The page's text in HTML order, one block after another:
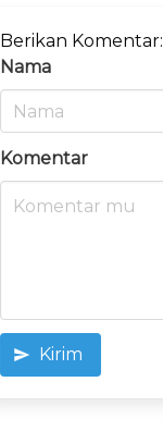
Berikan Komentar:
Nama
Komentar
Kirim